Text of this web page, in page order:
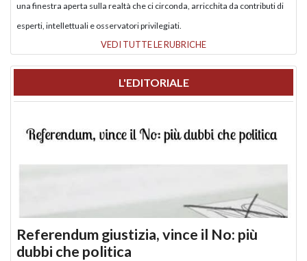
una finestra aperta sulla realtà che ci circonda, arricchita da contributi di
esperti, intellettuali e osservatori privilegiati.
VEDI TUTTE LE RUBRICHE
L'EDITORIALE
Referendum giustizia, vince il No: più
dubbi che politica